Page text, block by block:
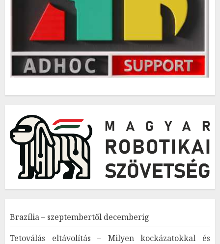
Brazília – szeptembertől decemberig
Tetoválás eltávolítás – Milyen kockázatokkal és